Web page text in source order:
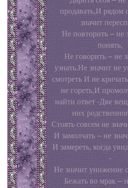
продавать,И рядом
значит
Не повторить – не
понять,
Не говорить – не
узнать.Не значит не
смотреть И не
не гореть,И
найти ответ -Две
них
Стоять совсем не
И замолчать – не
И замереть, когда
-
Не значит унижение
Бежать во мрак –